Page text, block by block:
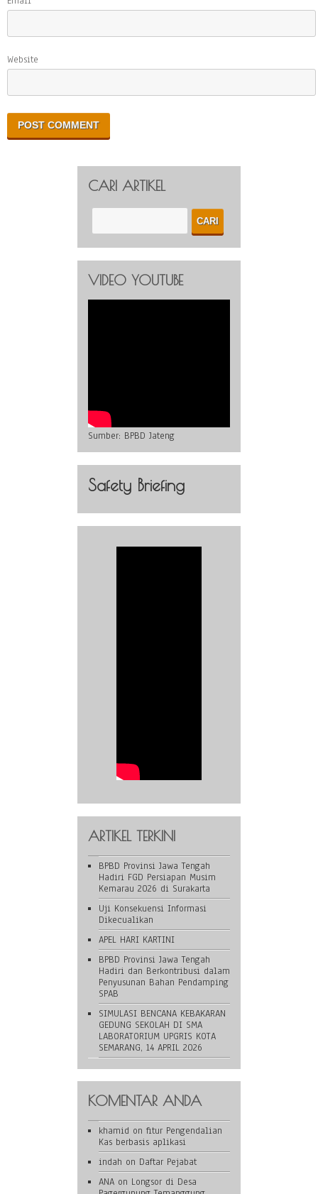
Website
CARI ARTIKEL
VIDEO YOUTUBE
Sumber: BPBD Jateng
Safety Briefing
ARTIKEL TERKINI
BPBD Provinsi Jawa Tengah
Hadiri FGD Persiapan Musim
Kemarau 2026 di Surakarta
Uji Konsekuensi Informasi
Dikecualikan
APEL HARI KARTINI
BPBD Provinsi Jawa Tengah
Hadiri dan Berkontribusi dalam
Penyusunan Bahan Pendamping
SPAB
SIMULASI BENCANA KEBAKARAN
GEDUNG SEKOLAH DI SMA
LABORATORIUM UPGRIS KOTA
SEMARANG, 14 APRIL 2026
KOMENTAR ANDA
khamid on fitur Pengendalian
Kas berbasis aplikasi
indah on Daftar Pejabat
ANA on Longsor di Desa